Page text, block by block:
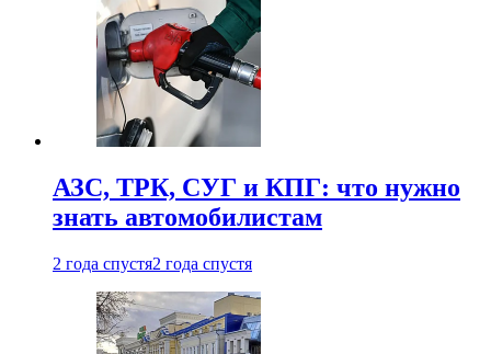
АЗС, ТРК, СУГ и КПГ: что нужно
знать автомобилистам
2 года спустя2 года спустя